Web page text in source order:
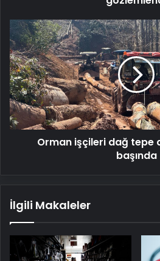
Orman
işçileri
dağ
tepe
demeden
görev
başında
Orman işçileri dağ tepe
başında
İlgili Makaleler